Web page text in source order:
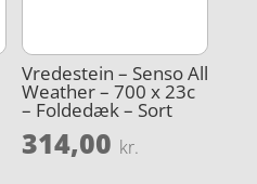
Vredestein – Senso All
Weather – 700 x 23c
– Foldedæk – Sort
314,00 kr.